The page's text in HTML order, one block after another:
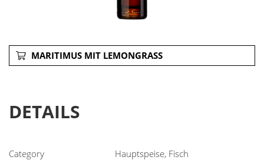
MARITIMUS MIT LEMONGRASS
DETAILS
Hauptspeise, Fisch